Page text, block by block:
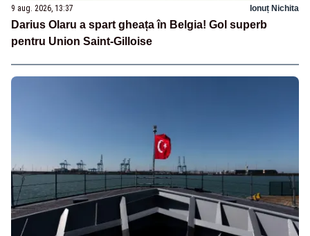
9 aug. 2026, 13:37 Ionuț Nichita
Darius Olaru a spart gheața în Belgia! Gol superb
pentru Union Saint-Gilloise